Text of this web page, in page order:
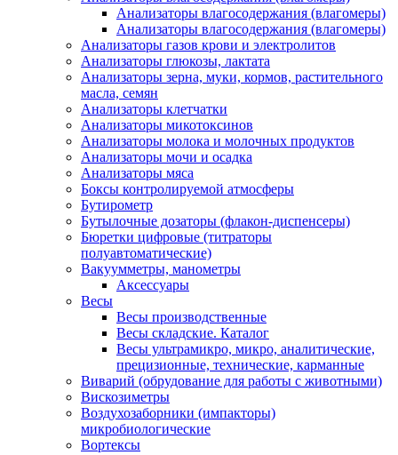
Анализаторы влагосодержания (влагомеры)
Анализаторы влагосодержания (влагомеры)
Анализаторы газов крови и электролитов
Анализаторы глюкозы, лактата
Анализаторы зерна, муки, кормов, растительного
масла, семян
Анализаторы клетчатки
Анализаторы микотоксинов
Анализаторы молока и молочных продуктов
Анализаторы мочи и осадка
Анализаторы мяса
Боксы контролируемой атмосферы
Бутирометр
Бутылочные дозаторы (флакон-диспенсеры)
Бюретки цифровые (титраторы
полуавтоматические)
Вакуумметры, манометры
Аксессуары
Весы
Весы производственные
Весы складские. Каталог
Весы ультрамикро, микро, аналитические,
прецизионные, технические, карманные
Виварий (обрудование для работы с животными)
Вискозиметры
Воздухозаборники (импакторы)
микробиологические
Вортексы